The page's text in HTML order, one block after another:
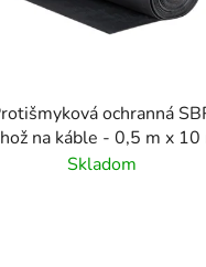
ochranná
na káble - 0,5 m x 10
Skladom